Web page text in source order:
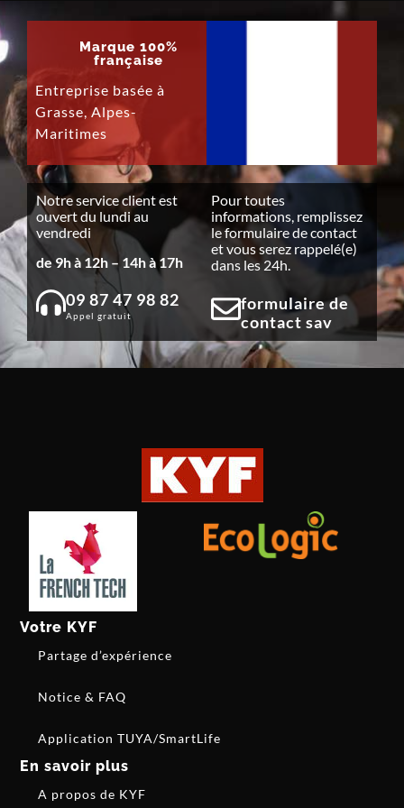
Marque 100%
française
Entreprise basée à
Grasse, Alpes-
Maritimes
Notre service client est
ouvert du lundi au
vendredi
de 9h à 12h – 14h à 17h
09 87 47 98 82
Appel gratuit
Pour toutes
informations, remplissez
le formulaire de contact
et vous serez rappelé(e)
dans les 24h.
formulaire de
contact sav
Votre KYF
Partage d’expérience
Notice & FAQ
Application TUYA/SmartLife
En savoir plus
A propos de KYF